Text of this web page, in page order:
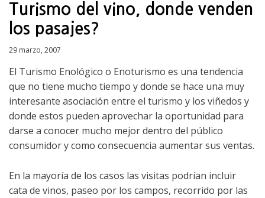
Turismo del vino, donde venden
los pasajes?
Posted
29 marzo, 2007
El Turismo Enológico o Enoturismo es una tendencia
que no tiene mucho tiempo y donde se hace una muy
interesante asociación entre el turismo y los viñedos y
donde estos pueden aprovechar la oportunidad para
darse a conocer mucho mejor dentro del público
consumidor y como consecuencia aumentar sus ventas.
En la mayoría de los casos las visitas podrían incluir
cata de vinos, paseo por los campos, recorrido por las